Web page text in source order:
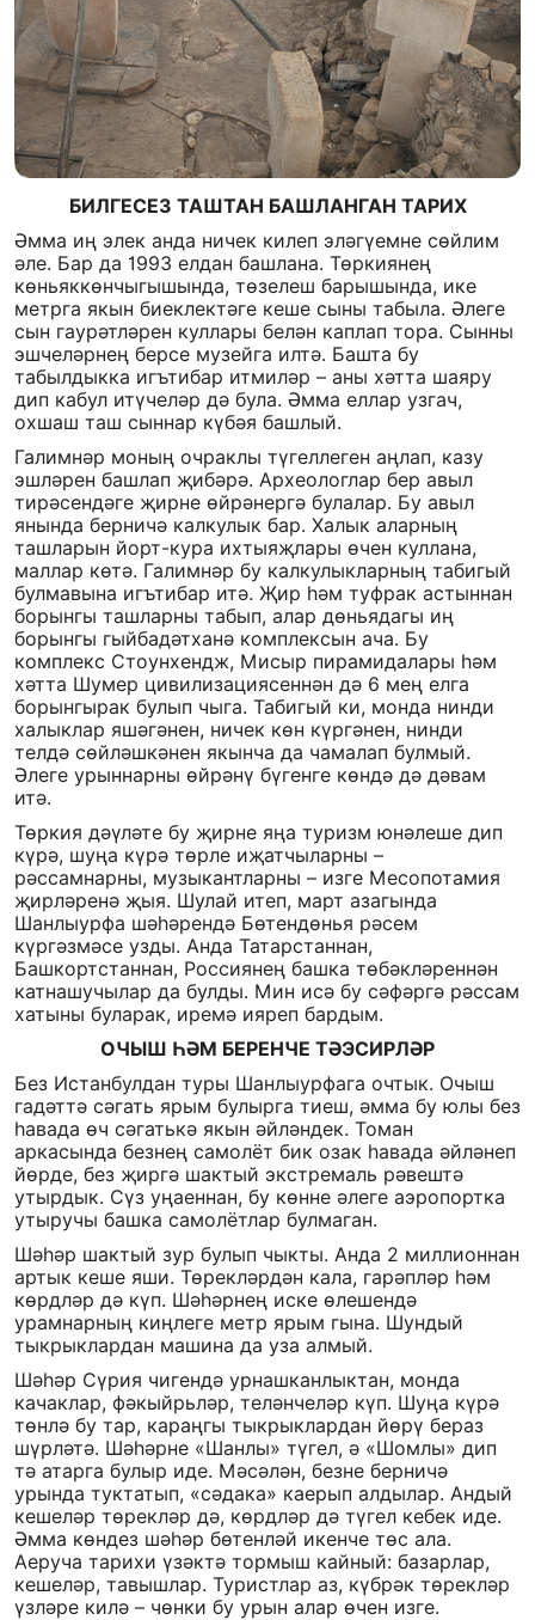
БИЛГЕСЕЗ ТАШТАН БАШЛАНГАН ТАРИХ
Әмма иң элек анда ничек килеп эләгүемне сөйлим
әле. Бар да 1993 елдан башлана. Төркиянең
көньяккөнчыгышында, төзелеш барышында, ике
метрга якын биеклектәге кеше сыны табыла. Әлеге
сын гаурәтләрен куллары белән каплап тора. Сынны
эшчеләрнең берсе музейга илтә. Башта бу
табылдыкка игътибар итмиләр – аны хәтта шаяру
дип кабул итүчеләр дә була. Әмма еллар узгач,
охшаш таш сыннар күбәя башлый.
Галимнәр моның очраклы түгеллеген аңлап, казу
эшләрен башлап җибәрә. Археологлар бер авыл
тирәсендәге җирне өйрәнергә булалар. Бу авыл
янында берничә калкулык бар. Халык аларның
ташларын йорт-кура ихтыяҗлары өчен куллана,
маллар көтә. Галимнәр бу калкулыкларның табигый
булмавына игътибар итә. Җир һәм туфрак астыннан
борынгы ташларны табып, алар дөньядагы иң
борынгы гыйбадәтханә комплексын ача. Бу
комплекс Стоунхендж, Мисыр пирамидалары һәм
хәтта Шумер цивилизациясеннән дә 6 мең елга
борынгырак булып чыга. Табигый ки, монда нинди
халыклар яшәгәнен, ничек көн күргәнен, нинди
телдә сөйләшкәнен якынча да чамалап булмый.
Әлеге урыннарны өйрәнү бүгенге көндә дә дәвам
итә.
Төркия дәүләте бу җирне яңа туризм юнәлеше дип
күрә, шуңа күрә төрле иҗатчыларны –
рәссамнарны, музыкантларны – изге Месопотамия
җирләренә җыя. Шулай итеп, март азагында
Шанлыурфа шәһәрендә Бөтендөнья рәсем
күргәзмәсе узды. Анда Татарстаннан,
Башкортстаннан, Россиянең башка төбәкләреннән
катнашучылар да булды. Мин исә бу сәфәргә рәссам
хатыны буларак, иремә ияреп бардым.
ОЧЫШ ҺӘМ БЕРЕНЧЕ ТӘЭСИРЛӘР
Без Истанбулдан туры Шанлыурфага очтык. Очыш
гадәттә сәгать ярым булырга тиеш, әмма бу юлы без
һавада өч сәгатькә якын әйләндек. Томан
аркасында безнең самолёт бик озак һавада әйләнеп
йөрде, без җиргә шактый экстремаль рәвештә
утырдык. Сүз уңаеннан, бу көнне әлеге аэропортка
утыручы башка самолётлар булмаган.
Шәһәр шактый зур булып чыкты. Анда 2 миллионнан
артык кеше яши. Төрекләрдән кала, гарәпләр һәм
көрдләр дә күп. Шәһәрнең иске өлешендә
урамнарның киңлеге метр ярым гына. Шундый
тыкрыклардан машина да уза алмый.
Шәһәр Сүрия чигендә урнашканлыктан, монда
качаклар, фәкыйрьләр, теләнчеләр күп. Шуңа күрә
төнлә бу тар, караңгы тыкрыклардан йөрү бераз
шүрләтә. Шәһәрне «Шанлы» түгел, ә «Шомлы» дип
тә атарга булыр иде. Мәсәлән, безне берничә
урында туктатып, «сәдака» каерып алдылар. Андый
кешеләр төрекләр дә, көрдләр дә түгел кебек иде.
Әмма көндез шәһәр бөтенләй икенче төс ала.
Аеруча тарихи үзәктә тормыш кайный: базарлар,
кешеләр, тавышлар. Туристлар аз, күбрәк төрекләр
үзләре килә – чөнки бу урын алар өчен изге.